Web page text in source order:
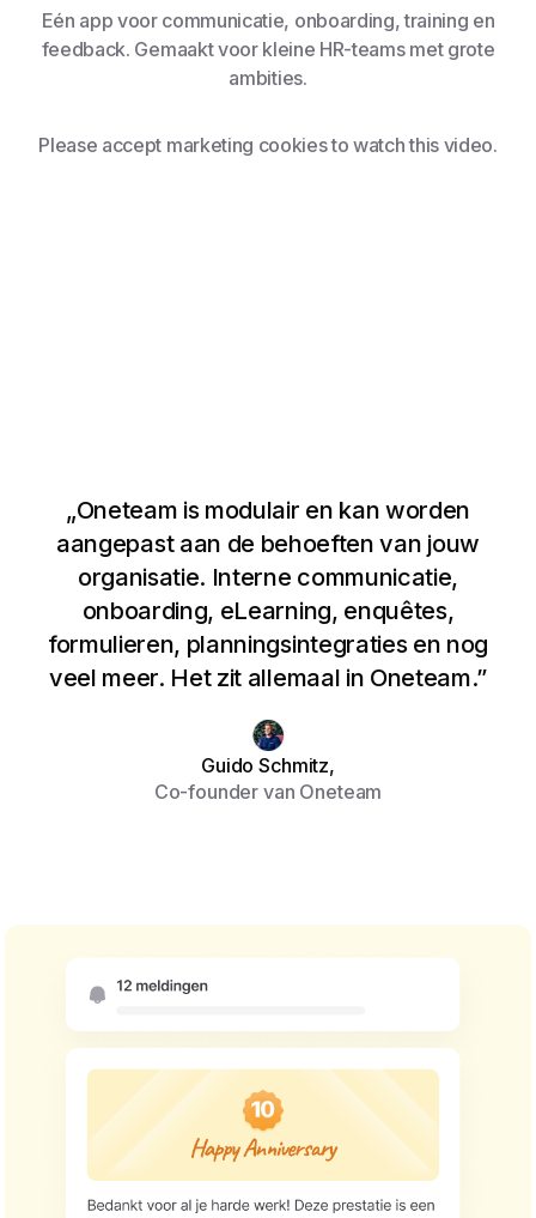
Eén app voor communicatie, onboarding, training en
feedback. Gemaakt voor kleine HR-teams met grote
ambities.
Please accept marketing cookies to watch this video.
Bekijk video
„Oneteam is modulair en kan worden
aangepast aan de behoeften van jouw
organisatie. Interne communicatie,
onboarding, eLearning, enquêtes,
formulieren, planningsintegraties en nog
veel meer. Het zit allemaal in Oneteam.”
Guido Schmitz,
Co-founder van Oneteam